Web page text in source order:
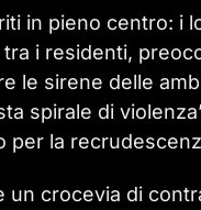
in pieno centro: i
i residenti,
le sirene delle
spirale di
per la
un crocevia di